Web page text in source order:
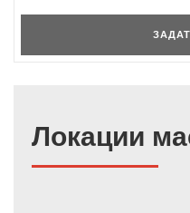
Локации